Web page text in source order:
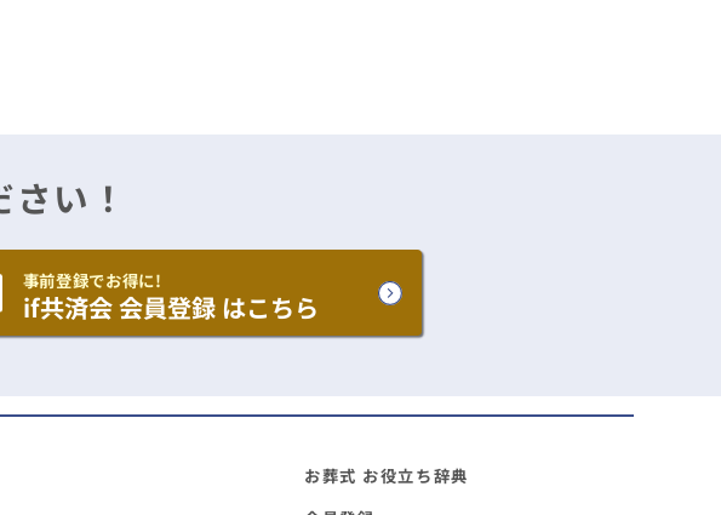
い！
事前登録でお得に!
if共済会 会員登録 はこちら
お葬式 お役立ち辞典